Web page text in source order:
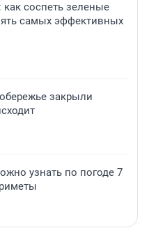
соспеть зеленые
самых эффективных
закрыли
узнать по погоде 7